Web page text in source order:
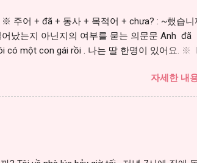
주어 + đã + 동사 + 목적어 + chưa? : ~했습니
났는지 아닌지의 여부를 묻는 의문문 Anh đã
có một con gái rồi . 나는 딸 한명이 있어요. ※
[단어] có 있다, 가지고 있다 trai 남자
bạn trai 남자친구 bạn gái 여자친구 em (손 아
자세한 내